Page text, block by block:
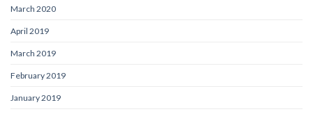
March 2020
April 2019
March 2019
February 2019
January 2019